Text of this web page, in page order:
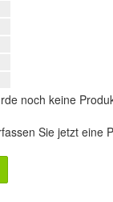
noch keine
Sie jetzt eine